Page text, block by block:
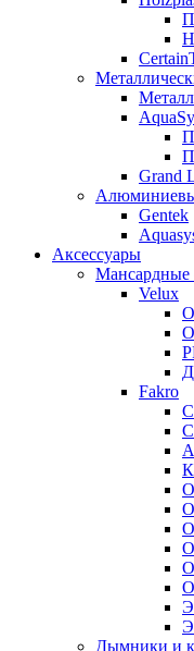
Grand
Gentek
Аксессуары
Мансардные
Velux
Fakro
Дымники и